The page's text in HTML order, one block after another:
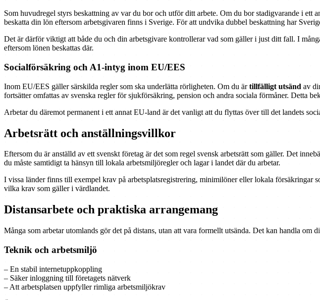
Som huvudregel styrs beskattning av var du bor och utför ditt arbete. Om du bor stadigvarande i
beskatta din lön eftersom arbetsgivaren finns i Sverige. För att undvika dubbel beskattning har
Det är därför viktigt att både du och din arbetsgivare kontrollerar vad som gäller i just ditt fall. I
eftersom lönen beskattas där.
Socialförsäkring och A1-intyg inom EU/EES
Inom EU/EES gäller särskilda regler som ska underlätta rörligheten. Om du ärtillfälligt utsänd av
fortsätter omfattas av svenska regler för sjukförsäkring, pension och andra sociala förmåner. Detta
Arbetar du däremot permanent i ett annat EU-land är det vanligt att du flyttas över till det landets
Arbetsrätt och anställningsvillkor
Eftersom du är anställd av ett svenskt företag är det som regel svensk arbetsrätt som gäller. Det
du måste samtidigt ta hänsyn till lokala arbetsmiljöregler och lagar i landet där du arbetar.
I vissa länder finns till exempel krav på arbetsplatsregistrering, minimilöner eller lokala försäkringar
vilka krav som gäller i värdlandet.
Distansarbete och praktiska arrangemang
Många som arbetar utomlands gör det på distans, utan att vara formellt utsända. Det kan handla
Teknik och arbetsmiljö
– En stabil internetuppkoppling
– Säker inloggning till företagets nätverk
– Att arbetsplatsen uppfyller rimliga arbetsmiljökrav